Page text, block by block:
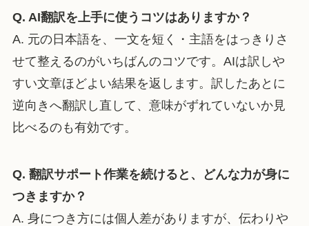
Q. AI翻訳を上手に使うコツはありますか？
A. 元の日本語を、一文を短く・主語をはっきりさ
せて整えるのがいちばんのコツです。AIは訳しや
すい文章ほどよい結果を返します。訳したあとに
逆向きへ翻訳し直して、意味がずれていないか見
比べるのも有効です。
Q. 翻訳サポート作業を続けると、どんな力が身に
つきますか？
A. 身につき方には個人差がありますが、伝わりや